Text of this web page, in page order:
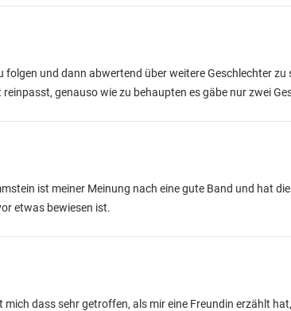
und dann abwertend über weitere Geschlechter zu
genauso wie zu behaupten es gäbe nur zwei
ist meiner Meinung nach eine gute Band und hat
etwas bewiesen ist.
dass sehr getroffen, als mir eine Freundin erzählt